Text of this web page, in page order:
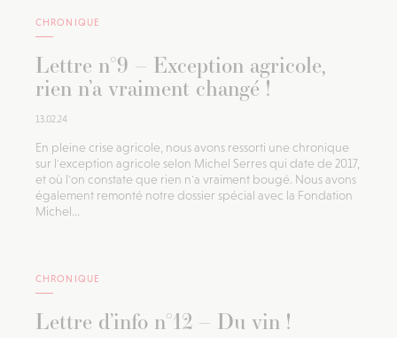
CHRONIQUE
Lettre n°9 – Exception agricole,
rien n’a vraiment changé !
13.02.24
En pleine crise agricole, nous avons ressorti une chronique
sur l'exception agricole selon Michel Serres qui date de 2017,
et où l'on constate que rien n'a vraiment bougé. Nous avons
également remonté notre dossier spécial avec la Fondation
Michel...
CHRONIQUE
Lettre d’info n°12 – Du vin !